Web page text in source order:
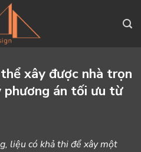
xây được nhà trọn
phương án tối ưu từ
liệu có khả thi để xây một